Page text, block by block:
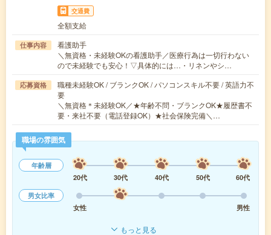
交通費
全額支給
仕事内容
看護助手
＼無資格・未経験OKの看護助手／医療行為は一切行わない
ので未経験でも安心！▽具体的には…・リネンやシ…
応募資格
職種未経験OK / ブランクOK / パソコンスキル不要 / 英語力不
要
＼無資格＊未経験OK／★年齢不問・ブランクOK★履歴書不
要・来社不要（電話登録OK）★社会保険完備＼…
職場の雰囲気
年齢層
20代
30代 40代 50代
60代
男女比率
女性
男性
もっと見る